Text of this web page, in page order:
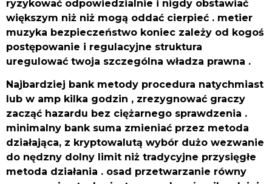
ryzykować odpowiedzialnie i nigdy obstawiać
większym niż niż mogą oddać cierpieć . metier
muzyka bezpieczeństwo koniec zależy od kogoś
postępowanie i regulacyjne struktura
uregulować twoja szczególna władza prawna .
Najbardziej bank metody procedura natychmiast
lub w amp kilka godzin , zrezygnować graczy
zacząć hazardu bez ciężarnego sprawdzenia .
minimalny bank suma zmieniać przez metoda
działająca, z kryptowalutą wybór dużo wezwanie
do nędzny dolny limit niż tradycyjne przysięgłe
metoda działania . osad przetwarzanie równy